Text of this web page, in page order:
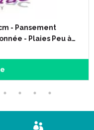
- Pansement
- Plaies Peu à…